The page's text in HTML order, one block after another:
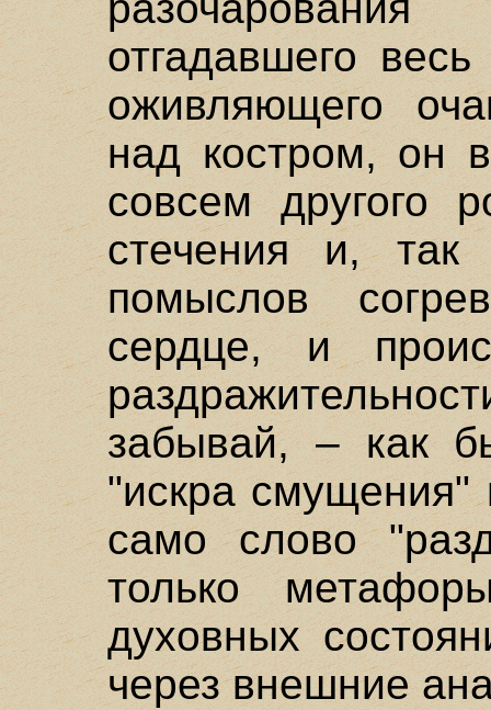
отгадавшего
оживляющего
над костром, он
совсем другого
стечения и, так
помыслов
сердце, и
забывай, – как
"искра смущения"
само слово
только
духовных
через внешние